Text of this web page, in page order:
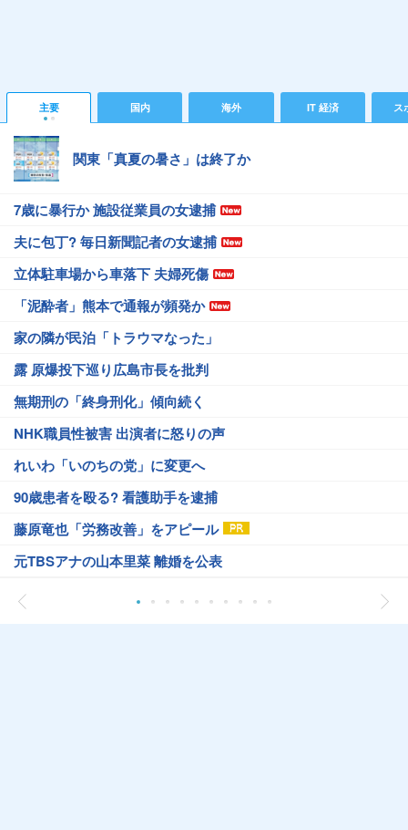
主要 国内 海外 IT 経済 ス
関東「真夏の暑さ」は終了か
7歳に暴行か 施設従業員の女逮捕
夫に包丁? 毎日新聞記者の女逮捕
立体駐車場から車落下 夫婦死傷
「泥酔者」熊本で通報が頻発か
家の隣が民泊「トラウマなった」
露 原爆投下巡り広島市長を批判
無期刑の「終身刑化」傾向続く
NHK職員性被害 出演者に怒りの声
れいわ「いのちの党」に変更へ
90歳患者を殴る? 看護助手を逮捕
藤原竜也「労務改善」をアピール
元TBSアナの山本里菜 離婚を公表